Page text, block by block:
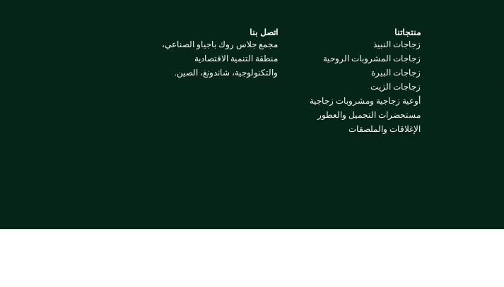
منتجاتنا
زجاجات النبيذ
زجاجات المشروبات الروحية
زجاجات البيرة
زجاجات الزيت
أوعية زجاجية ومشروبات زجاجية
مستحضرات التجميل والعطور
الإغلاقات والملصقات
اتصل بنا
مجمع جلاس روك باجياو الصناعي،
منطقة التنمية الاقتصادية
والتكنولوجية، شاندونغ، الصين.